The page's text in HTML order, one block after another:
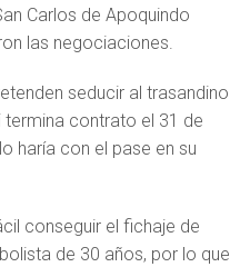
Carlos de Apoquindo
las negociaciones.
seducir al trasandino
contrato el 31 de
haría con el pase en su
conseguir el fichaje de
de 30 años, por lo que